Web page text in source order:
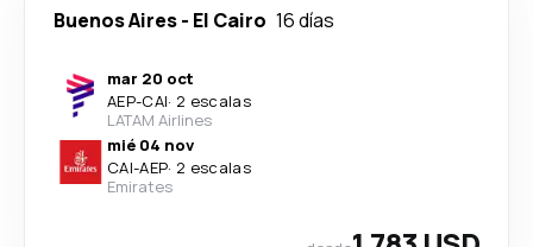
Buenos Aires- El Cairo 16 días
mar 20 oct
AEP-CAI· 2 escalas
LATAM Airlines
mié 04 nov
CAI-AEP· 2 escalas
Emirates